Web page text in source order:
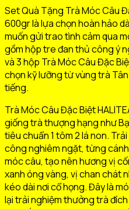
Set Quà Tặng Trà Móc Câu
600gr là lựa chọn hoàn hảo
muốn gửi trao tình cảm qua
gồm hộp tre đan thủ công ý
và 3 hộp Trà Móc Câu Đặc
chọn kỹ lưỡng từ vùng trà
tiếng.
Trà Móc Câu Đặc Biệt
giống trà thượng hạng như
tiêu chuẩn 1 tôm 2 lá non.
công nghiêm ngặt, từng
móc câu, tạo nên hương vị
xanh óng vàng, vị chan chát
kéo dài nơi cổ họng. Đây là
lại trải nghiệm thưởng trà